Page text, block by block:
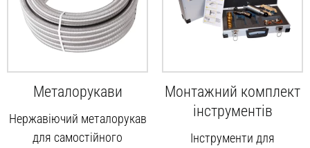
Металорукави
Нержавіючий металорукав
для самостійного
Монтажний комплект
інструментів
Інструменти для